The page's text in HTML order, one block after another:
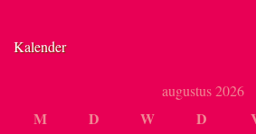
Kalender
augustus 2026
M D W D